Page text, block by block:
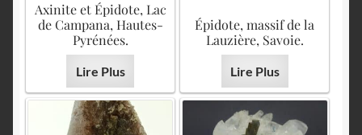
Axinite et Épidote, Lac
de Campana, Hautes-
Pyrénées.
Lire Plus
Épidote, massif de la
Lauzière, Savoie.
Lire Plus